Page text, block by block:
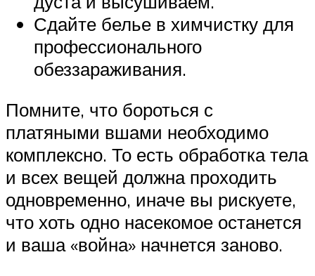
Сдайте белье в химчистку для
профессионального
обеззараживания.
Помните, что бороться с
платяными вшами необходимо
комплексно. То есть обработка тела
и всех вещей должна проходить
одновременно, иначе вы рискуете,
что хоть одно насекомое останется
и ваша «война» начнется заново.